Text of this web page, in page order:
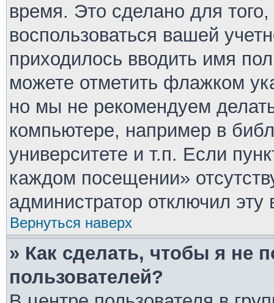
время. Это сделано для
воспользоваться вашей
приходилось вводить имя
можете отметить флажком
но мы не рекомендуем
компьютере, например в
университете и т.п. Если
каждом посещении»
администратор отключил эту
Вернуться наверх
» Как сделать, чтобы я не
пользователей?